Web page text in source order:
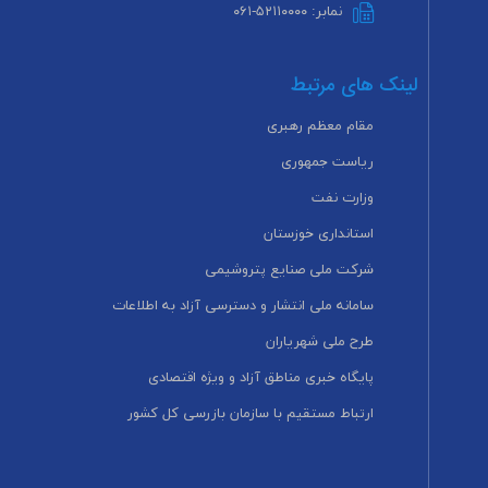
نمابر: ۵۲۱۱۰۰۰۰-۰۶۱
لینک های مرتبط
مقام معظم رهبری
ریاست جمهوری
وزارت نفت
استانداری خوزستان
شرکت ملی صنایع پتروشیمی
سامانه ملی انتشار و دسترسی آزاد به اطلاعات
طرح ملی شهریاران
پایگاه خبری مناطق آزاد و ویژه اقتصادی
ارتباط مستقیم با سازمان بازرسی کل کشور